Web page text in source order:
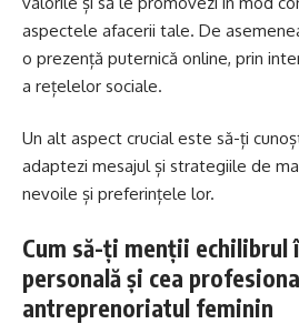
aspectele afacerii tale. De
o prezență puternică online, prin
a rețelelor sociale.
Un alt aspect crucial este să-ți
adaptezi mesajul și strategiile de
nevoile și preferințele lor.
Cum să-ți menții echilibrul
personală și cea
antreprenoriatul feminin